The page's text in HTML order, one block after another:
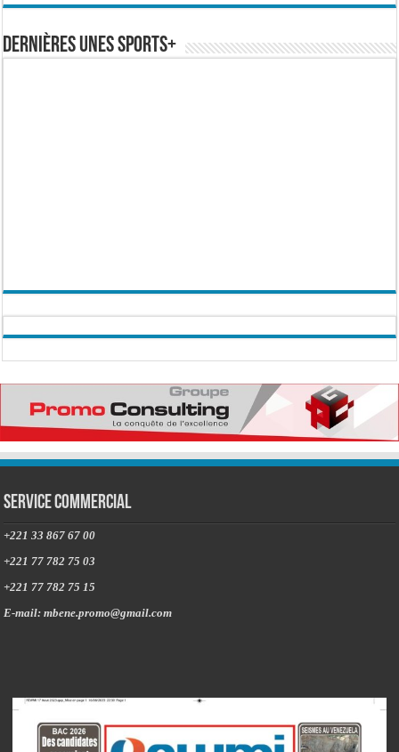
Dernières Unes Sports+
Service commercial
+221 33 867 67 00
+221 77 782 75 03
+221 77 782 75 15
E-mail: mbene.promo@gmail.com